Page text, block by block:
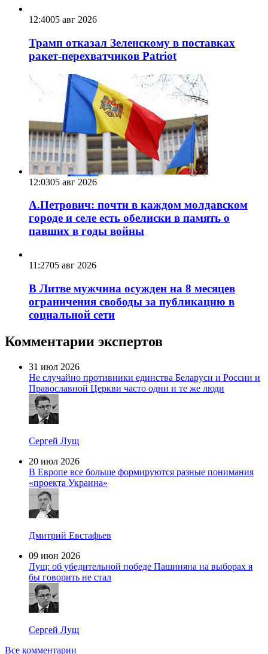
12:4005 авг 2026
Трамп отказал Зеленскому в поставках
ракет-перехватчиков Patriot
12:0305 авг 2026
А.Петрович: почти в каждом молдавском
городе и селе есть обелиски в память о
павших в годы войны
11:2705 авг 2026
В Литве мужчина осужден на 8 месяцев
ограничения свободы за публикацию в
социальной сети
Комментарии экспертов
31 июл 2026
Не случайно противники единства Беларуси и России и
Православной Церкви часто одни и те же люди
Сергей Лущ
20 июл 2026
В Европе все больше формируются разные понимания
«проекта Украина»
Дмитрий Евстафьев
09 июн 2026
Лущ: об убедительной победе Пашиняна на выборах я
бы говорить не стал
Сергей Лущ
Все комментарии